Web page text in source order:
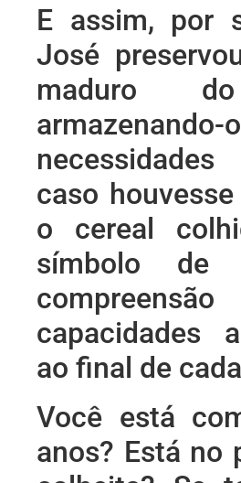
E assim, por
José
maduro
caso
o cereal
símbolo de
capacidades
ao final de
Você está
anos? Está no